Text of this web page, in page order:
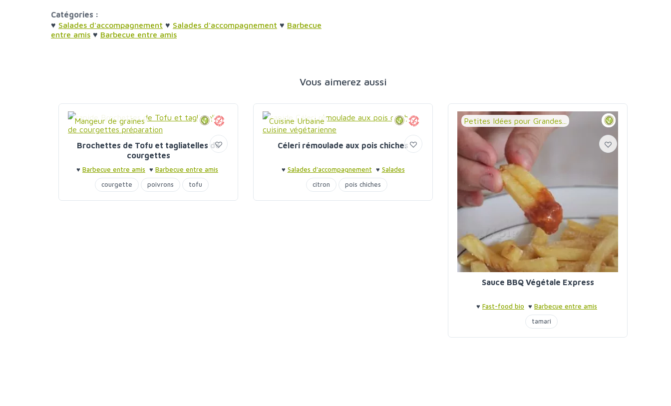
Catégories :
♥ Salades d'accompagnement ♥ Salades d'accompagnement ♥ Barbecue
entre amis ♥ Barbecue entre amis
Vous aimerez aussi
Mangeur de graines
Brochettes de Tofu et tagliatelles de
courgettes
♥ Barbecue entre amis ♥ Barbecue entre amis
courgette
poivrons tofu
Cuisine Urbaine
Céleri rémoulade aux pois chiches
♥ Salades d'accompagnement ♥ Salades
d'accompagnement♥Barbecue entre amis
Barbecue entre amis
citron pois chiches
Petites Idées pour Grandes...
Sauce BBQ Végétale Express
♥ Fast-food bio ♥ Barbecue entre amis
tamari